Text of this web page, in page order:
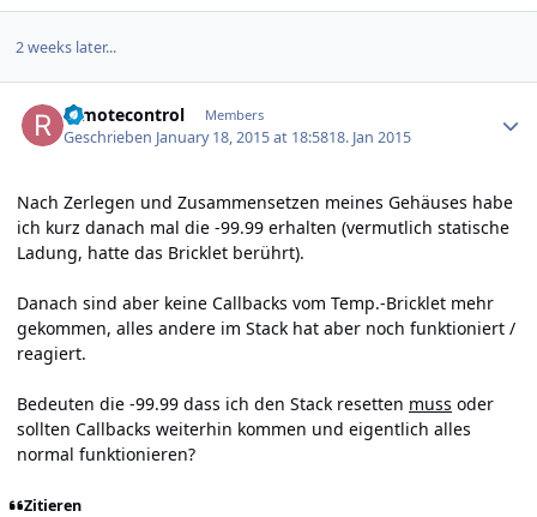
2 weeks later...
remotecontrol Members
Geschrieben January 18, 2015 at 18:5818. Jan 2015
Nach Zerlegen und Zusammensetzen meines Gehäuses habe
ich kurz danach mal die -99.99 erhalten (vermutlich statische
Ladung, hatte das Bricklet berührt).
Danach sind aber keine Callbacks vom Temp.-Bricklet mehr
gekommen, alles andere im Stack hat aber noch funktioniert /
reagiert.
Bedeuten die -99.99 dass ich den Stack resetten muss oder
sollten Callbacks weiterhin kommen und eigentlich alles
normal funktionieren?
Zitieren